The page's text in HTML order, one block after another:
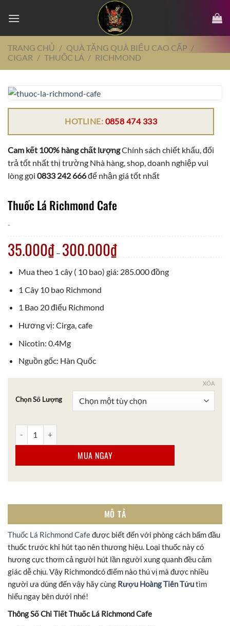
đến
dungTRANG CHỦ / QUÀ TẶNG QUÀ BIẾU CAO CẤP /
CIGAR / THUỐC LÁ / RICHMOND
HOTLINE: 0858 474 333
Cam kết 100% hàng chất lượngChính sách chiết khấu, đổi
trả tốt nhất thị trường Nhà hàng, shop, doanh nghiệp vui
lòng gọi 0833 242 666để nhận giá tốt nhất
Thuốc Lá Richmond Cafe
-
35.000₫ – 300.000₫
Mua theo 1 cây ( 10 bao) giá: 285.000 đồng
1 Cây 10 bao Richmond
1 Bao 20 điếu Richmond
Hương vị: Cirga, cafe
Nicotin: 0.4Mg
Nguồn gốc: Hàn Quốc
Chọn Số Lượng
XÓA
MUA NGAY
MÔ TẢ
Thuốc Lá Richmond Cafeđược biết đến với phòng cách bấm đầu
thuốc trước khi hút tạo nên thương hiệu. Loại thuốc này có
hương cực thơm cả người hút lần người xung quanh đều cảm
giác dễ chịu. Vậy Richmondcó điểm nào thú vị mà được nhiều
người ưa dùng đến vậy hãy cùng Rượu Hoàng Tiên Tửutìm
hiểu ngay bên dưới nhé!
Thông Số Chi Tiết Thuốc Lá Richmond Cafe